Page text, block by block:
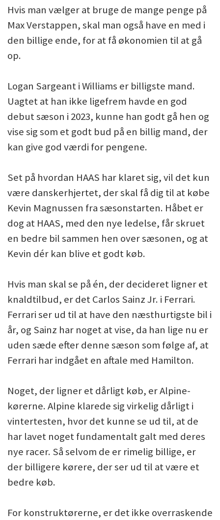
Hvis man vælger at bruge de mange penge på
Max Verstappen, skal man også have en med i
den billige ende, for at få økonomien til at gå
op.
Logan Sargeant i Williams er billigste mand.
Uagtet at han ikke ligefrem havde en god
debut sæson i 2023, kunne han godt gå hen og
vise sig som et godt bud på en billig mand, der
kan give god værdi for pengene.
Set på hvordan HAAS har klaret sig, vil det kun
være danskerhjertet, der skal få dig til at købe
Kevin Magnussen fra sæsonstarten. Håbet er
dog at HAAS, med den nye ledelse, får skruet
en bedre bil sammen hen over sæsonen, og at
Kevin dér kan blive et godt køb.
Hvis man skal se på én, der decideret ligner et
knaldtilbud, er det Carlos Sainz Jr. i Ferrari.
Ferrari ser ud til at have den næsthurtigste bil i
år, og Sainz har noget at vise, da han lige nu er
uden sæde efter denne sæson som følge af, at
Ferrari har indgået en aftale med Hamilton.
Noget, der ligner et dårligt køb, er Alpine-
kørerne. Alpine klarede sig virkelig dårligt i
vintertesten, hvor det kunne se ud til, at de
har lavet noget fundamentalt galt med deres
nye racer. Så selvom de er rimelig billige, er
der billigere kørere, der ser ud til at være et
bedre køb.
For konstruktørerne, er det ikke overraskende